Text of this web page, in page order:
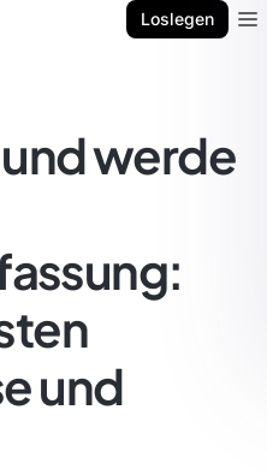
Loslegen
und werde
und